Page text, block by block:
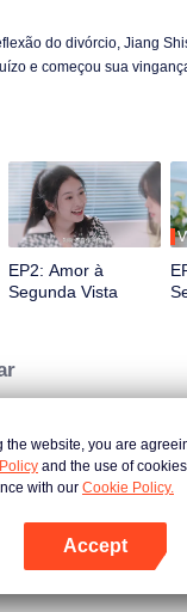
Abra o programa
do divórcio, Jiang
e começou sua
Shishi em sua mudança.
vilões. Finalmente, os
o namoro de Qi Junye.
EP2: Amor à
Segunda Vista
Your Trap
Memórias com Você
the website, you are
and the use of
with our Cookie Policy.
Accept